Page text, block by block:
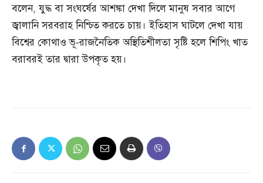
বলেন, যুদ্ধ বা সংঘর্ষের আশঙ্কা দেখা দিলে মানুষ সবার আগে
জ্বালানি সরবরাহ নিশ্চিত করতে চায়। ইতিহাস ঘাটলে দেখা যায়
বিশ্বের কোথাও ভূ-রাজনৈতিক অস্থিতিশীলতা সৃষ্টি হলে শিপিং খাত
বরাবরই তার দ্বারা উপকৃত হয়।